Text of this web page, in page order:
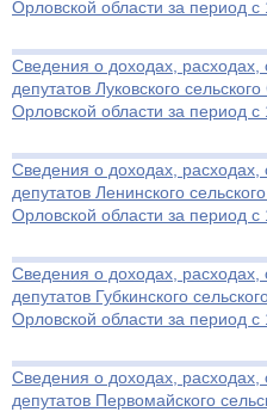
Орловской области за период
Сведения о доходах, расходах,
депутатов Луковского
Орловской области за период
Сведения о доходах, расходах,
депутатов Ленинского
Орловской области за период
Сведения о доходах, расходах,
депутатов Губкинского
Орловской области за период
Сведения о доходах, расходах,
депутатов Первомайского